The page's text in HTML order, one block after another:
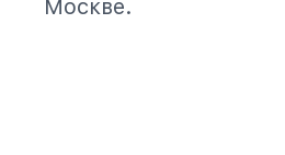
Москве.